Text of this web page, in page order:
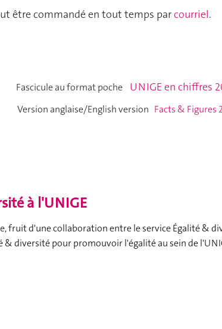
être commandé en tout temps parcourriel.
Fascicule au format poche UNIGE en chiffres
Version anglaise/English version Facts & Figures
à l'UNIGE
fruit d'une collaboration entre le service Égalité &
& diversité pour promouvoir l'égalité au sein de